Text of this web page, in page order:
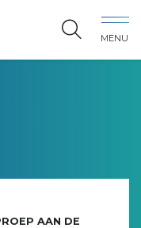
MENU
AAN DE